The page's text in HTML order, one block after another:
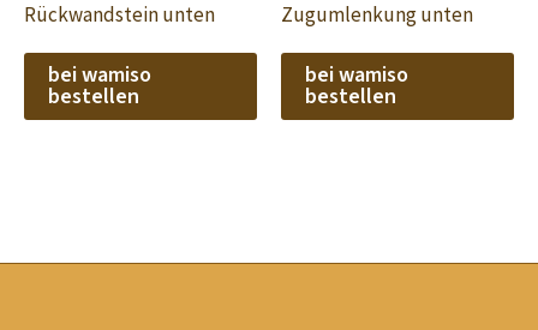
Rückwandstein unten
bei wamiso
bestellen
Zugumlenkung unten
bei wamiso
bestellen